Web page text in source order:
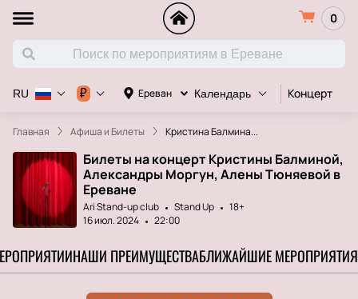
0
Ереван Календарь Концерт
RU ₽
Главная Афиша и Билеты Кристина Балмина...
Билеты на концерт Кристины Балминой,
Александры Моргун, Алены Тюняевой в
Ереване
Ari Stand-up club Stand Up
18+
16 июл. 2024
22:00
НАШИ ПРЕИМУЩЕСТВАБЛИЖАЙШИЕ МЕРОПРИЯТИЯ